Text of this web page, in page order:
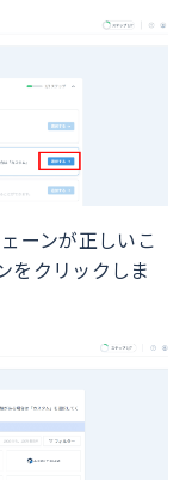
ーンが正しいこ
をクリックしま